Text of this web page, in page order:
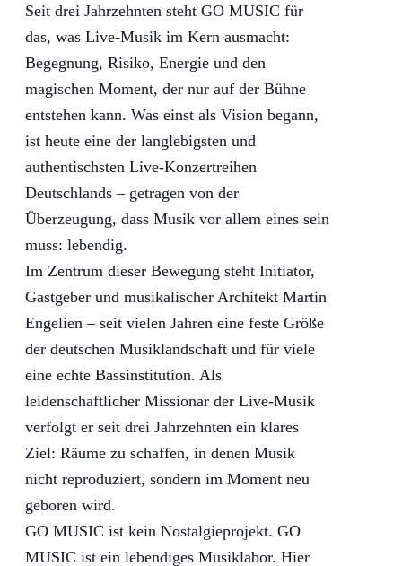
Seit drei Jahrzehnten steht GO MUSIC für
das, was Live-Musik im Kern ausmacht:
Begegnung, Risiko, Energie und den
magischen Moment, der nur auf der Bühne
entstehen kann. Was einst als Vision begann,
ist heute eine der langlebigsten und
authentischsten Live-Konzertreihen
Deutschlands – getragen von der
Überzeugung, dass Musik vor allem eines sein
muss: lebendig.
Im Zentrum dieser Bewegung steht Initiator,
Gastgeber und musikalischer Architekt Martin
Engelien – seit vielen Jahren eine feste Größe
der deutschen Musiklandschaft und für viele
eine echte Bassinstitution. Als
leidenschaftlicher Missionar der Live-Musik
verfolgt er seit drei Jahrzehnten ein klares
Ziel: Räume zu schaffen, in denen Musik
nicht reproduziert, sondern im Moment neu
geboren wird.
GO MUSIC ist kein Nostalgieprojekt. GO
MUSIC ist ein lebendiges Musiklabor. Hier